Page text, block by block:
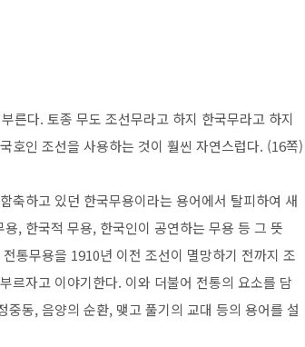
른다. 토종 무도 조선무라고 하지 한국무라고 하지
호인 조선을 사용하는 것이 훨씬 자연스럽다. (16쪽)
축하고 있던 한국무용이라는 용어에서 탈피하여 새
, 한국적 무용, 한국인이 공연하는 무용 등 그 뜻
통무용을 1910년 이전 조선이 멸망하기 전까지 조
르자고 이야기한다. 이와 더불어 전통의 요소를 담
동, 음양의 순환, 맺고 풀기의 교대 등의 용어를 설